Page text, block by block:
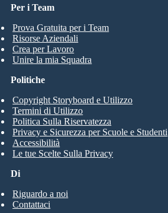
Per i Team
Prova Gratuita per i Team
Risorse Aziendali
Crea per Lavoro
Unire la mia Squadra
Di
Riguardo a noi
Contattaci
Politiche
Copyright Storyboard e Utilizzo
Termini di Utilizzo
Politica Sulla Riservatezza
Privacy e Sicurezza per Scuole e Studenti
Accessibilità
Le tue Scelte Sulla Privacy